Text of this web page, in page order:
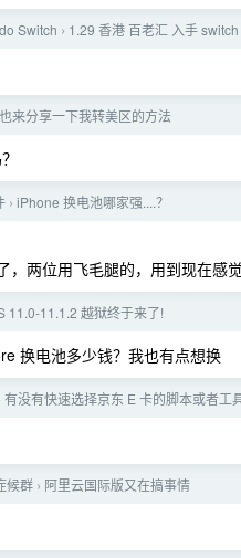
Switch › 1.29 香港 百老汇 入手
也来分享一下我转美区的方法
› iPhone 换电池哪家强....？
，两位用飞毛腿的，用到现在感觉
11.0-11.1.2 越狱终于来了!
换电池多少钱？我也有点想换
有没有快速选择京东 E 卡的脚本或者工
候群 › 阿里云国际版又在搞事情